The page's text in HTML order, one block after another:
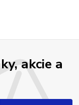
akcie a